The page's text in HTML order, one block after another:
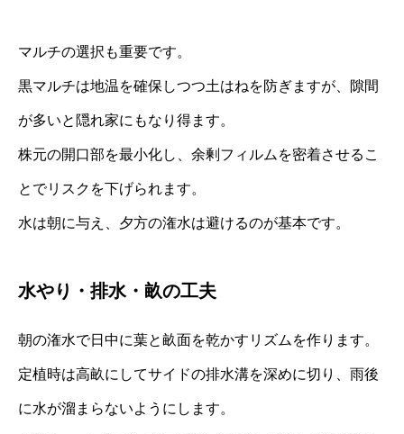
マルチの選択も重要です。
黒マルチは地温を確保しつつ土はねを防ぎますが、隙間
が多いと隠れ家にもなり得ます。
株元の開口部を最小化し、余剰フィルムを密着させるこ
とでリスクを下げられます。
水は朝に与え、夕方の潅水は避けるのが基本です。
水やり・排水・畝の工夫
朝の潅水で日中に葉と畝面を乾かすリズムを作ります。
定植時は高畝にしてサイドの排水溝を深めに切り、雨後
に水が溜まらないようにします。